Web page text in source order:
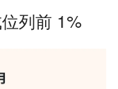
列前 1%